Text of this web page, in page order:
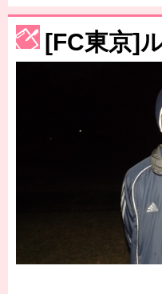
［3214号］WEST制覇
［3215号］WEEKLY EG
［3216号］行く末占うラス
［3217号］最高の景色へ出
［3218号］WEEKLY EG
［3219号］特別な覇者へ 大
［3220号］伝説の王者、黄
[FC東京]